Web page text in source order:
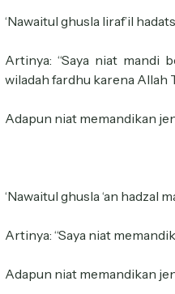
‘Nawaitul ghusla liraf’il
Artinya: “Saya niat mandi
wiladah fardhu karena Allah
Adapun niat memandikan
‘Nawaitul ghusla ‘an hadzal
Artinya: “Saya niat
Adapun niat memandikan